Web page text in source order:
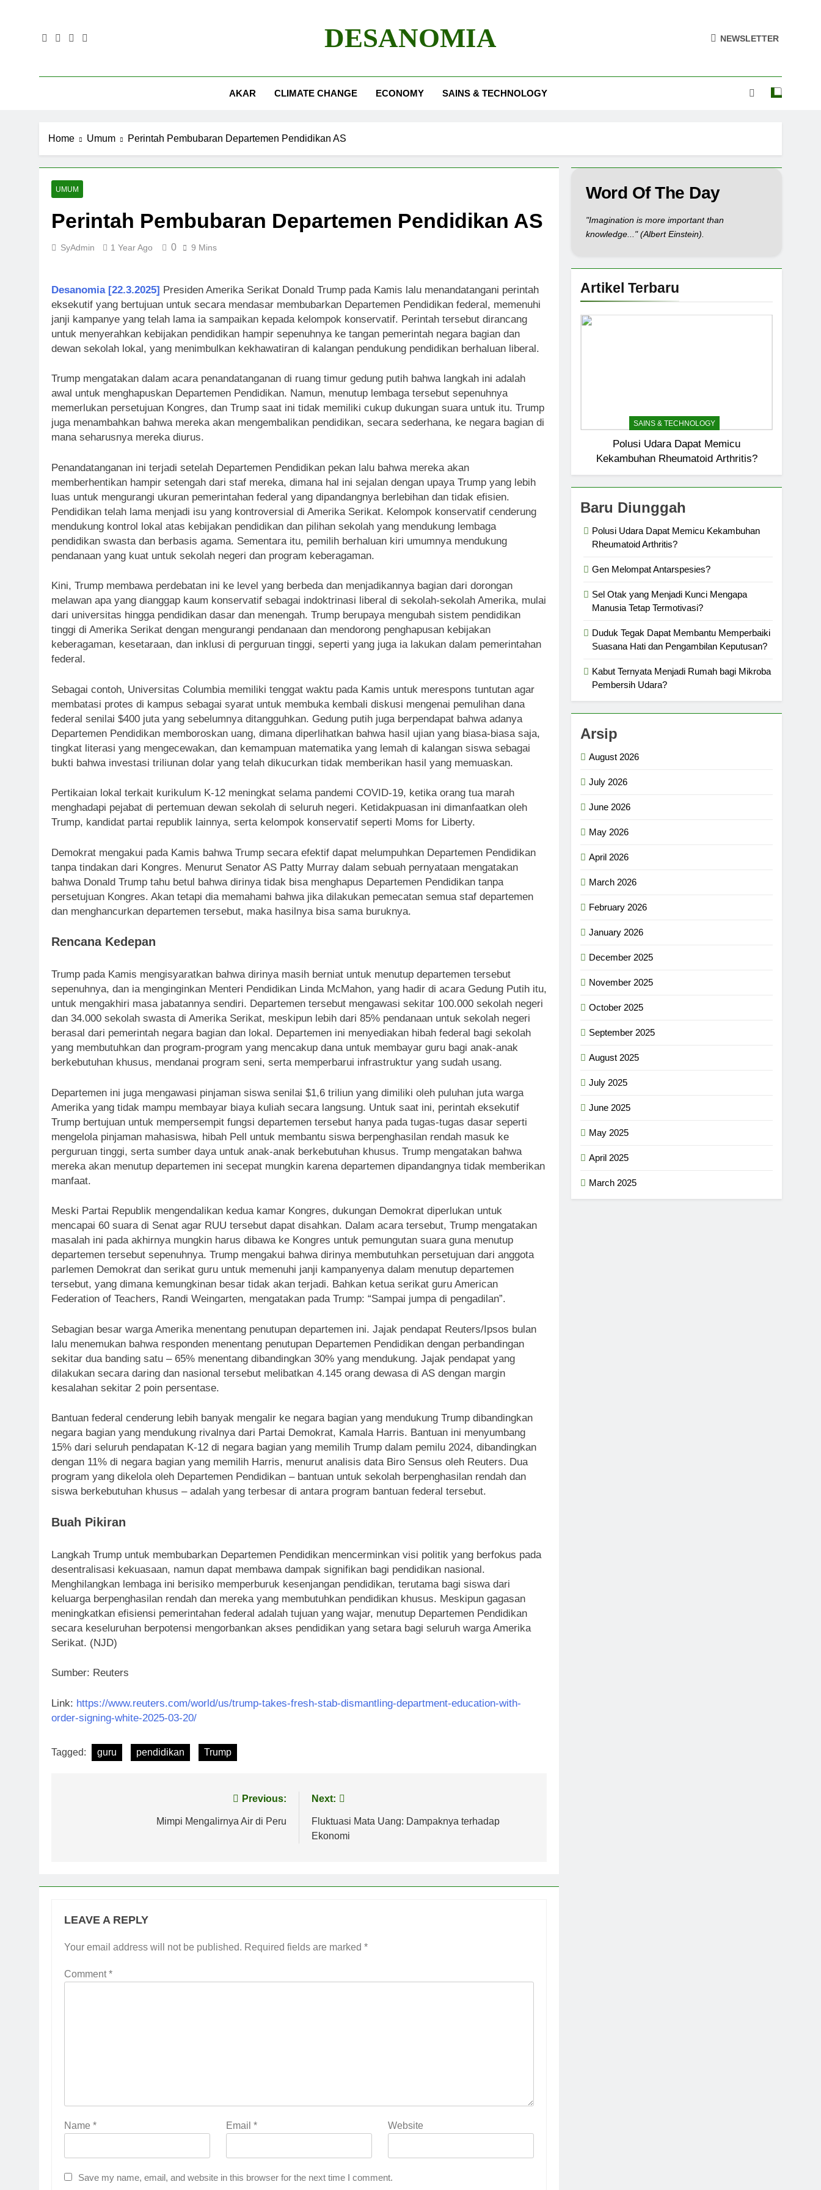
DESANOMIA NEWSLETTER
AKAR CLIMATE CHANGE ECONOMY SAINS & TECHNOLOGY
Home Umum Perintah Pembubaran Departemen Pendidikan AS
UMUM
Perintah Pembubaran Departemen Pendidikan AS
SyAdmin 1 Year Ago 0 9 Mins
Desanomia [22.3.2025] Presiden Amerika Serikat Donald Trump pada Kamis lalu menandatangani perintah
eksekutif yang bertujuan untuk secara mendasar membubarkan Departemen Pendidikan federal, memenuhi
janji kampanye yang telah lama ia sampaikan kepada kelompok konservatif. Perintah tersebut dirancang
untuk menyerahkan kebijakan pendidikan hampir sepenuhnya ke tangan pemerintah negara bagian dan
dewan sekolah lokal, yang menimbulkan kekhawatiran di kalangan pendukung pendidikan berhaluan liberal.
Trump mengatakan dalam acara penandatanganan di ruang timur gedung putih bahwa langkah ini adalah
awal untuk menghapuskan Departemen Pendidikan. Namun, menutup lembaga tersebut sepenuhnya
memerlukan persetujuan Kongres, dan Trump saat ini tidak memiliki cukup dukungan suara untuk itu. Trump
juga menambahkan bahwa mereka akan mengembalikan pendidikan, secara sederhana, ke negara bagian di
mana seharusnya mereka diurus.
Penandatanganan ini terjadi setelah Departemen Pendidikan pekan lalu bahwa mereka akan
memberhentikan hampir setengah dari staf mereka, dimana hal ini sejalan dengan upaya Trump yang lebih
luas untuk mengurangi ukuran pemerintahan federal yang dipandangnya berlebihan dan tidak efisien.
Pendidikan telah lama menjadi isu yang kontroversial di Amerika Serikat. Kelompok konservatif cenderung
mendukung kontrol lokal atas kebijakan pendidikan dan pilihan sekolah yang mendukung lembaga
pendidikan swasta dan berbasis agama. Sementara itu, pemilih berhaluan kiri umumnya mendukung
pendanaan yang kuat untuk sekolah negeri dan program keberagaman.
Kini, Trump membawa perdebatan ini ke level yang berbeda dan menjadikannya bagian dari dorongan
melawan apa yang dianggap kaum konservatif sebagai indoktrinasi liberal di sekolah-sekolah Amerika, mulai
dari universitas hingga pendidikan dasar dan menengah. Trump berupaya mengubah sistem pendidikan
tinggi di Amerika Serikat dengan mengurangi pendanaan dan mendorong penghapusan kebijakan
keberagaman, kesetaraan, dan inklusi di perguruan tinggi, seperti yang juga ia lakukan dalam pemerintahan
federal.
Sebagai contoh, Universitas Columbia memiliki tenggat waktu pada Kamis untuk merespons tuntutan agar
membatasi protes di kampus sebagai syarat untuk membuka kembali diskusi mengenai pemulihan dana
federal senilai $400 juta yang sebelumnya ditangguhkan. Gedung putih juga berpendapat bahwa adanya
Departemen Pendidikan memboroskan uang, dimana diperlihatkan bahwa hasil ujian yang biasa-biasa saja,
tingkat literasi yang mengecewakan, dan kemampuan matematika yang lemah di kalangan siswa sebagai
bukti bahwa investasi triliunan dolar yang telah dikucurkan tidak memberikan hasil yang memuaskan.
Pertikaian lokal terkait kurikulum K-12 meningkat selama pandemi COVID-19, ketika orang tua marah
menghadapi pejabat di pertemuan dewan sekolah di seluruh negeri. Ketidakpuasan ini dimanfaatkan oleh
Trump, kandidat partai republik lainnya, serta kelompok konservatif seperti Moms for Liberty.
Demokrat mengakui pada Kamis bahwa Trump secara efektif dapat melumpuhkan Departemen Pendidikan
tanpa tindakan dari Kongres. Menurut Senator AS Patty Murray dalam sebuah pernyataan mengatakan
bahwa Donald Trump tahu betul bahwa dirinya tidak bisa menghapus Departemen Pendidikan tanpa
persetujuan Kongres. Akan tetapi dia memahami bahwa jika dilakukan pemecatan semua staf departemen
dan menghancurkan departemen tersebut, maka hasilnya bisa sama buruknya.
Rencana Kedepan
Trump pada Kamis mengisyaratkan bahwa dirinya masih berniat untuk menutup departemen tersebut
sepenuhnya, dan ia menginginkan Menteri Pendidikan Linda McMahon, yang hadir di acara Gedung Putih itu,
untuk mengakhiri masa jabatannya sendiri. Departemen tersebut mengawasi sekitar 100.000 sekolah negeri
dan 34.000 sekolah swasta di Amerika Serikat, meskipun lebih dari 85% pendanaan untuk sekolah negeri
berasal dari pemerintah negara bagian dan lokal. Departemen ini menyediakan hibah federal bagi sekolah
yang membutuhkan dan program-program yang mencakup dana untuk membayar guru bagi anak-anak
berkebutuhan khusus, mendanai program seni, serta memperbarui infrastruktur yang sudah usang.
Departemen ini juga mengawasi pinjaman siswa senilai $1,6 triliun yang dimiliki oleh puluhan juta warga
Amerika yang tidak mampu membayar biaya kuliah secara langsung. Untuk saat ini, perintah eksekutif
Trump bertujuan untuk mempersempit fungsi departemen tersebut hanya pada tugas-tugas dasar seperti
mengelola pinjaman mahasiswa, hibah Pell untuk membantu siswa berpenghasilan rendah masuk ke
perguruan tinggi, serta sumber daya untuk anak-anak berkebutuhan khusus. Trump mengatakan bahwa
mereka akan menutup departemen ini secepat mungkin karena departemen dipandangnya tidak memberikan
manfaat.
Meski Partai Republik mengendalikan kedua kamar Kongres, dukungan Demokrat diperlukan untuk
mencapai 60 suara di Senat agar RUU tersebut dapat disahkan. Dalam acara tersebut, Trump mengatakan
masalah ini pada akhirnya mungkin harus dibawa ke Kongres untuk pemungutan suara guna menutup
departemen tersebut sepenuhnya. Trump mengakui bahwa dirinya membutuhkan persetujuan dari anggota
parlemen Demokrat dan serikat guru untuk memenuhi janji kampanyenya dalam menutup departemen
tersebut, yang dimana kemungkinan besar tidak akan terjadi. Bahkan ketua serikat guru American
Federation of Teachers, Randi Weingarten, mengatakan pada Trump: “Sampai jumpa di pengadilan”.
Sebagian besar warga Amerika menentang penutupan departemen ini. Jajak pendapat Reuters/Ipsos bulan
lalu menemukan bahwa responden menentang penutupan Departemen Pendidikan dengan perbandingan
sekitar dua banding satu – 65% menentang dibandingkan 30% yang mendukung. Jajak pendapat yang
dilakukan secara daring dan nasional tersebut melibatkan 4.145 orang dewasa di AS dengan margin
kesalahan sekitar 2 poin persentase.
Bantuan federal cenderung lebih banyak mengalir ke negara bagian yang mendukung Trump dibandingkan
negara bagian yang mendukung rivalnya dari Partai Demokrat, Kamala Harris. Bantuan ini menyumbang
15% dari seluruh pendapatan K-12 di negara bagian yang memilih Trump dalam pemilu 2024, dibandingkan
dengan 11% di negara bagian yang memilih Harris, menurut analisis data Biro Sensus oleh Reuters. Dua
program yang dikelola oleh Departemen Pendidikan – bantuan untuk sekolah berpenghasilan rendah dan
siswa berkebutuhan khusus – adalah yang terbesar di antara program bantuan federal tersebut.
Buah Pikiran
Langkah Trump untuk membubarkan Departemen Pendidikan mencerminkan visi politik yang berfokus pada
desentralisasi kekuasaan, namun dapat membawa dampak signifikan bagi pendidikan nasional.
Menghilangkan lembaga ini berisiko memperburuk kesenjangan pendidikan, terutama bagi siswa dari
keluarga berpenghasilan rendah dan mereka yang membutuhkan pendidikan khusus. Meskipun gagasan
meningkatkan efisiensi pemerintahan federal adalah tujuan yang wajar, menutup Departemen Pendidikan
secara keseluruhan berpotensi mengorbankan akses pendidikan yang setara bagi seluruh warga Amerika
Serikat. (NJD)
Sumber: Reuters
Link: https://www.reuters.com/world/us/trump-takes-fresh-stab-dismantling-department-education-with-
order-signing-white-2025-03-20/
Tagged: guru pendidikan Trump
Previous:
Mimpi Mengalirnya Air di Peru
Next:
Fluktuasi Mata Uang: Dampaknya terhadap
Ekonomi
LEAVE A REPLY
Your email address will not be published. Required fields are marked *
Comment*
Name * Email* Website
Save my name, email, and website in this browser for the next time I comment.
Word Of The Day
"Imagination is more important than
knowledge..." (Albert Einstein).
Artikel Terbaru
SAINS & TECHNOLOGY
Polusi Udara Dapat Memicu
Kekambuhan Rheumatoid Arthritis?
Baru Diunggah
Polusi Udara Dapat Memicu Kekambuhan
Rheumatoid Arthritis?
Gen Melompat Antarspesies?
Sel Otak yang Menjadi Kunci Mengapa
Manusia Tetap Termotivasi?
Duduk Tegak Dapat Membantu Memperbaiki
Suasana Hati dan Pengambilan Keputusan?
Kabut Ternyata Menjadi Rumah bagi Mikroba
Pembersih Udara?
Arsip
August 2026
July 2026
June 2026
May 2026
April 2026
March 2026
February 2026
January 2026
December 2025
November 2025
October 2025
September 2025
August 2025
July 2025
June 2025
May 2025
April 2025
March 2025